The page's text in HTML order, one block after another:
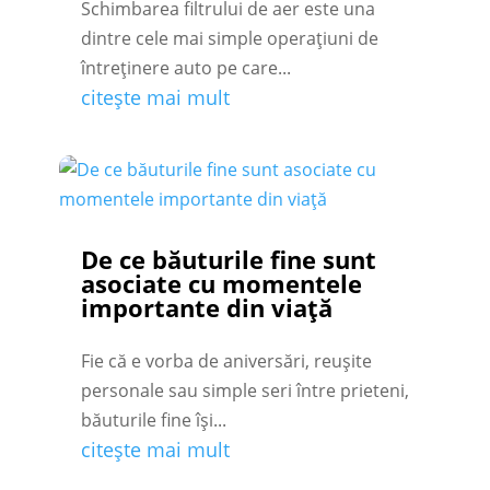
Schimbarea filtrului de aer este una
dintre cele mai simple operațiuni de
întreținere auto pe care...
citește mai mult
De ce băuturile fine sunt
asociate cu momentele
importante din viață
Fie că e vorba de aniversări, reușite
personale sau simple seri între prieteni,
băuturile fine își...
citește mai mult